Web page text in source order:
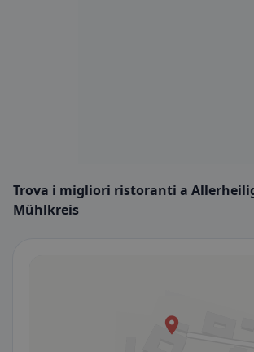
Trova i migliori ristoranti a
Mühlkreis